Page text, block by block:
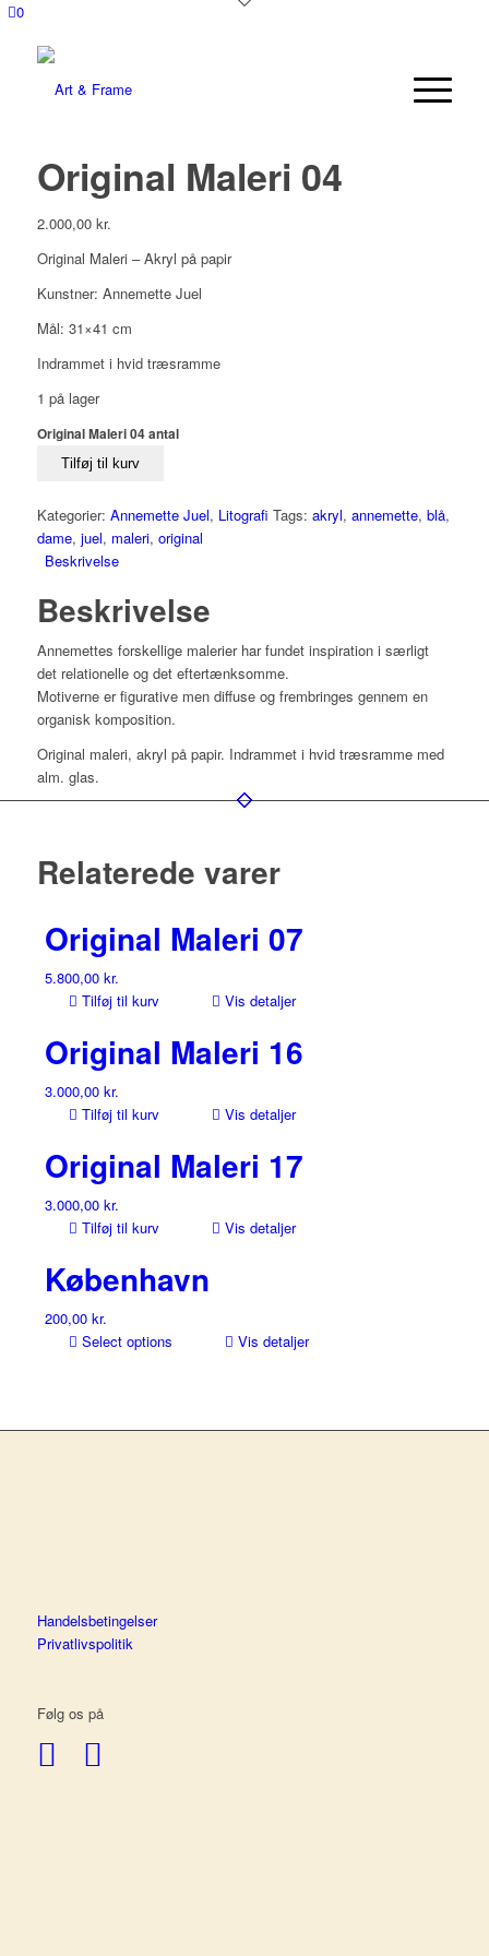
0
Original Maleri 04
2.000,00 kr.
Original Maleri – Akryl på papir
Kunstner: Annemette Juel
Mål: 31×41 cm
Indrammet i hvid træsramme
1 på lager
Original Maleri 04 antal
Tilføj til kurv
Kategorier: Annemette Juel, Litografi Tags: akryl, annemette, blå,
dame, juel, maleri, original
Beskrivelse
Beskrivelse
Annemettes forskellige malerier har fundet inspiration i særligt
det relationelle og det eftertænksomme.
Motiverne er figurative men diffuse og frembringes gennem en
organisk komposition.
Original maleri, akryl på papir. Indrammet i hvid træsramme med
alm. glas.
Relaterede varer
Original Maleri 07
5.800,00 kr.
Tilføj til kurv
Vis detaljer
Original Maleri 16
3.000,00 kr.
Tilføj til kurv
Vis detaljer
Original Maleri 17
3.000,00 kr.
Tilføj til kurv
Vis detaljer
København
200,00 kr.
Select options
Vis detaljer
Handelsbetingelser
Privatlivspolitik
Følg os på